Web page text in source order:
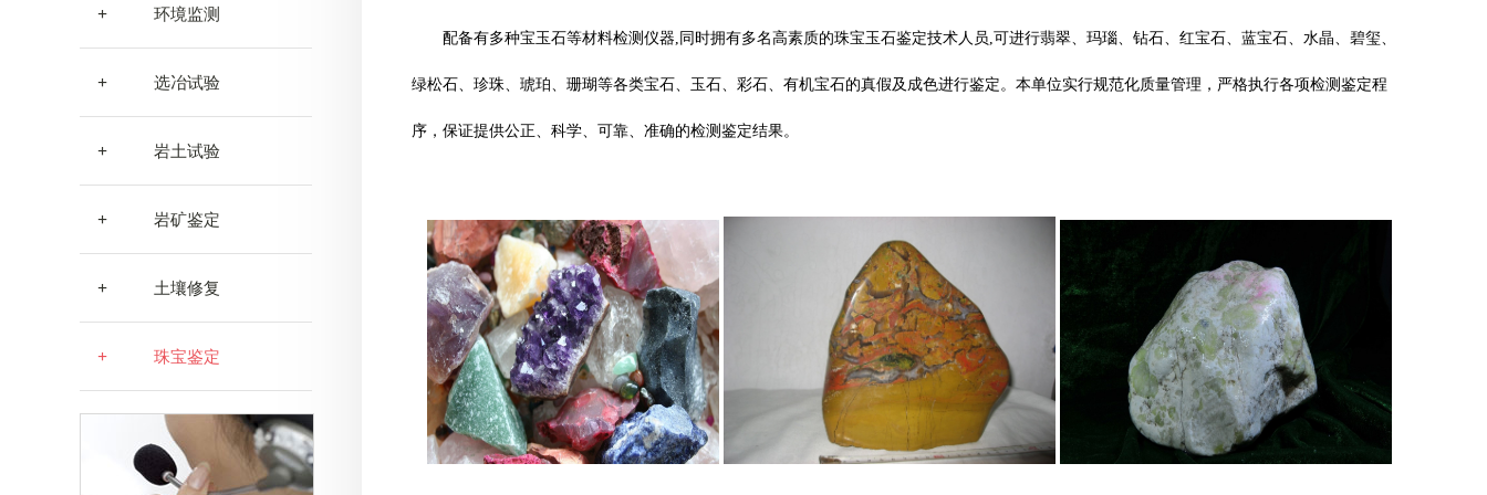
+ 环境监测
+ 选冶试验
+ 岩土试验
+ 岩矿鉴定
+ 土壤修复
+ 珠宝鉴定
配备有多种宝玉石等材料检测仪器,同时拥有多名高素质的珠宝玉石鉴定技术人员,可进行翡翠、玛瑙、钻石、红宝石、蓝宝石、水晶、碧玺、
绿松石、珍珠、琥珀、珊瑚等各类宝石、玉石、彩石、有机宝石的真假及成色进行鉴定。本单位实行规范化质量管理，严格执行各项检测鉴定程
序，保证提供公正、科学、可靠、准确的检测鉴定结果。